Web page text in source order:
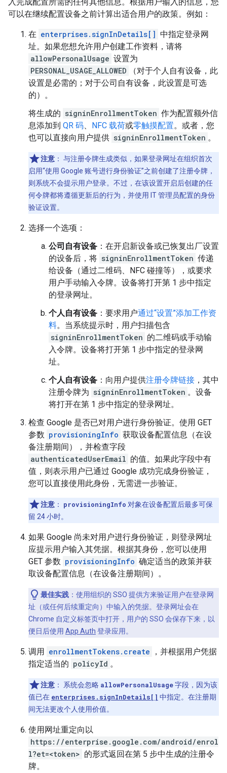
可以在继续配置设备之前计算出适合用户的政策。例如：
在 enterprises.signInDetails[] 中指定登录网
址。如果您想允许用户创建工作资料，请将
allowPersonalUsage 设置为
PERSONAL_USAGE_ALLOWED
（对于个人自有设备，此
设置是必需的；对于公司自有设备，此设置是可选
的）。
将生成的 signinEnrollmentToken 作为配置额外信
息添加到 QR 码、 NFC 载荷或零触摸配置。或者，您
也可以直接向用户提供 signinEnrollmentToken 。
注意 ： 与注册令牌生成类似，如果登录网址在组织首次
启用“使用 Google 账号进行身份验证”之前创建了注册令牌，
则系统不会提示用户登录。不过，在该设置开启后创建的任
何令牌都将遵循更新后的行为，并使用 IT 管理员配置的身份
验证设置。
选择一个选项：
公司自有设备 ：在开启新设备或已恢复出厂设置
的设备后，将 signinEnrollmentToken 传递
给设备（通过二维码、NFC 碰撞等），或要求
用户手动输入令牌。设备将打开第 1 步中指定
的登录网址。
个人自有设备 ：要求用户通过“设置”添加工作资
料。当系统提示时，用户扫描包含
signinEnrollmentToken 的二维码或手动输
入令牌。设备将打开第 1 步中指定的登录网
址。
个人自有设备 ：向用户提供注册令牌链接 ，其中
注册令牌为 signinEnrollmentToken 。设备
将打开在第 1 步中指定的登录网址。
检查 Google 是否已对用户进行身份验证。使用 GET
参数 provisioningInfo 获取设备配置信息（在设
备注册期间），并检查字段
authenticatedUserEmail 的值。如果此字段中有
值，则表示用户已通过 Google 成功完成身份验证，
您可以直接使用此身份，无需进一步验证。
注意 ： provisioningInfo 对象在设备配置后最多可保
留 24 小时。
如果 Google 尚未对用户进行身份验证，则登录网址
应提示用户输入其凭据。根据其身份，您可以使用
GET 参数 provisioningInfo 确定适当的政策并获
取设备配置信息（在设备注册期间）。
最佳实践 ：使用组织的 SSO 提供方来验证用户在登录网
址（或任何后续重定向）中输入的凭据。登录网址会在
Chrome 自定义标签页中打开，用户的 SSO 会保存下来，以
便日后使用 App Auth 登录应用。
调用 enrollmentTokens.create
，并根据用户凭据
指定适当的 policyId 。
注意 ： 系统会忽略 allowPersonalUsage字段，因为该
值已在 enterprises.signInDetails[] 中指定。在注册期
间无法更改个人使用价值。
使用网址重定向以
https://enterprise.google.com/android/enrol
l?et=<token> 的形式返回在第 5 步中生成的注册令
牌。